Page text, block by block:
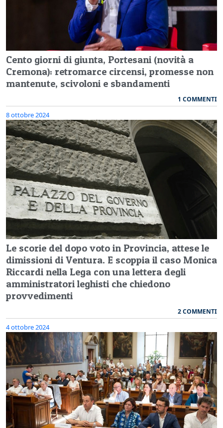
Cento giorni di giunta, Portesani (novità a
Cremona): retromarce circensi, promesse non
mantenute, scivoloni e sbandamenti
1 COMMENTI
8 ottobre 2024
Le scorie del dopo voto in Provincia, attese le
dimissioni di Ventura. E scoppia il caso Monica
Riccardi nella Lega con una lettera degli
amministratori leghisti che chiedono
provvedimenti
2 COMMENTI
4 ottobre 2024